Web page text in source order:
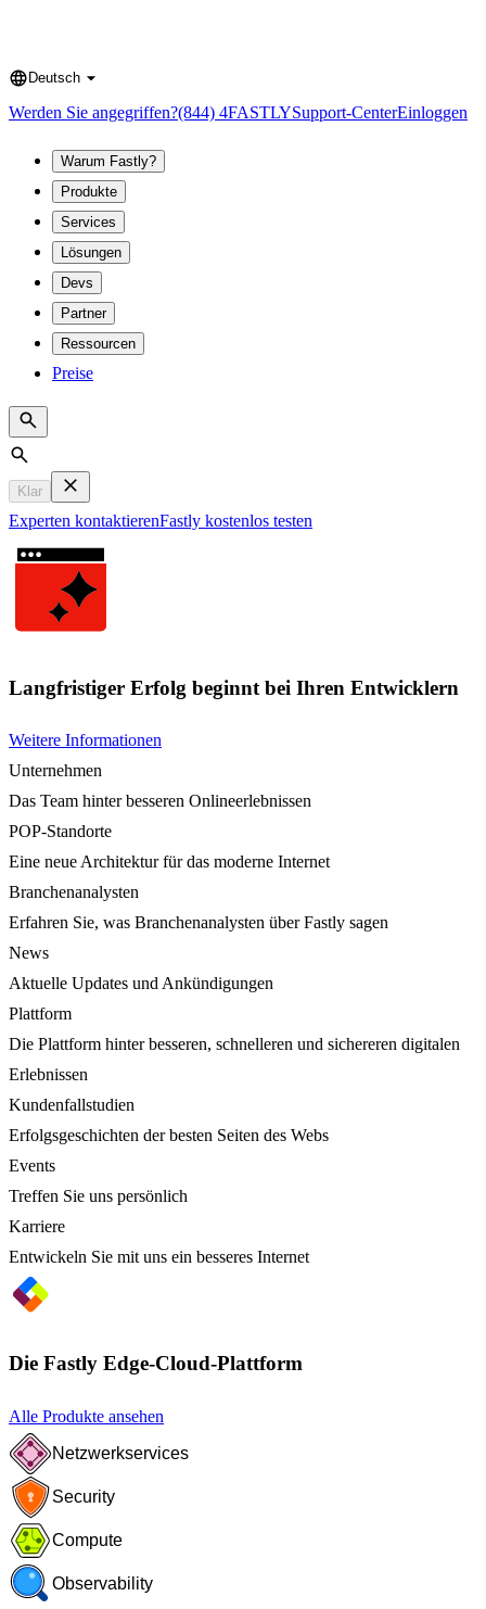
Language
Deutsch
Werden Sie angegriffen?(844) 4FASTLYSupport-CenterEinloggen
Warum Fastly?
Produkte
Services
Lösungen
Devs
Partner
Ressourcen
Preise
Search
Klar
Experten kontaktierenFastly kostenlos testen
Langfristiger Erfolg beginnt bei Ihren Entwicklern
Weitere Informationen
Unternehmen
Das Team hinter besseren Onlineerlebnissen
POP-Standorte
Eine neue Architektur für das moderne Internet
Branchenanalysten
Erfahren Sie, was Branchenanalysten über Fastly sagen
News
Aktuelle Updates und Ankündigungen
Plattform
Die Plattform hinter besseren, schnelleren und sichereren digitalen
Erlebnissen
Kundenfallstudien
Erfolgsgeschichten der besten Seiten des Webs
Events
Treffen Sie uns persönlich
Karriere
Entwickeln Sie mit uns ein besseres Internet
Die Fastly Edge-Cloud-Plattform
Alle Produkte ansehen
Netzwerkservices
Security
Compute
Observability